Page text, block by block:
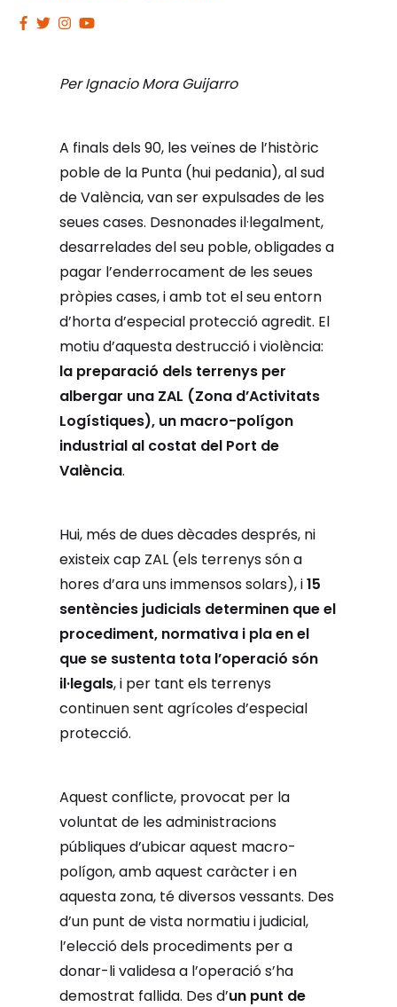
Per Ignacio Mora Guijarro
A finals dels 90, les veïnes de l’històric
poble de la Punta (hui pedania), al sud
de València, van ser expulsades de les
seues cases. Desnonades il·legalment,
desarrelades del seu poble, obligades a
pagar l’enderrocament de les seues
pròpies cases, i amb tot el seu entorn
d’horta d’especial proteccióagredit. El
motiu d’aquesta destrucció i violència:
la preparació dels terrenys per
albergar una ZAL (Zona d’Activitats
Logístiques), un macro-polígon
industrial al costat del Port de
València.
Hui, més de dues dècades després, ni
existeix cap ZAL (els terrenys són a
hores d’ara uns immensos solars), i15
sentències judicials determinen que el
procediment, normativa i pla en el
que se sustenta tota l’operació són
il·legals, i per tant els terrenys
continuen sent agrícoles d’especial
protecció.
Aquest conflicte, provocat per la
voluntat de les administracions
públiques d’ubicaraquest macro-
polígon, amb aquest caràcter i en
aquesta zona, té diversos vessants. Des
d’un punt de vista normatiu i judicial,
l’elecció dels procediments per a
donar-li validesa a l’operació s’ha
demostrat fallida. Des d’un punt de